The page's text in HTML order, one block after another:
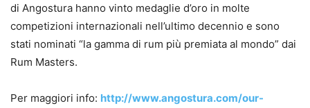
di Angostura hanno vinto medaglie d’oro in molte
competizioni internazionali nell’ultimo decennio e sono
stati nominati “la gamma di rum più premiata al mondo” dai
Rum Masters.
Per maggiori info: http://www.angostura.com/our-